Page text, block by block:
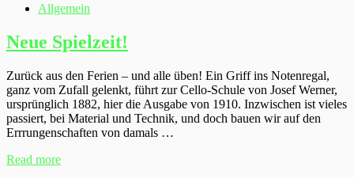
Allgemein
Neue Spielzeit!
Zurück aus den Ferien – und alle üben! Ein Griff ins Notenregal,
ganz vom Zufall gelenkt, führt zur Cello-Schule von Josef Werner,
ursprünglich 1882, hier die Ausgabe von 1910. Inzwischen ist vieles
passiert, bei Material und Technik, und doch bauen wir auf den
Errrungenschaften von damals …
Read more